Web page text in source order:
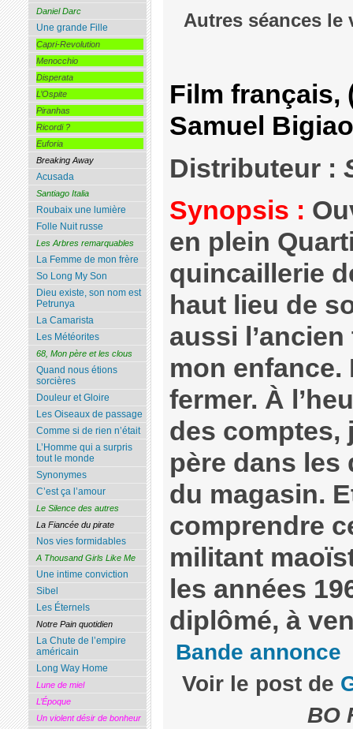
Autres séances le
Film français,
Samuel
Distributeur :
Synopsis :
en plein
quincaillerie
haut lieu de
aussi
mon
fermer. À
des comptes,
père dans les
du magasin.
comprendre
militant
les années
diplômé, à
Bande annonce
Voir le post de
BO
Daniel Darc
Une grande Fille
Capri-Revolution
Menocchio
Disperata
L’Ospite
Piranhas
Ricordi ?
Euforia
Breaking Away
Acusada
Santiago Italia
Roubaix une lumière
Folle Nuit russe
Les Arbres remarquables
La Femme de mon frère
So Long My Son
Dieu existe, son nom est
Petrunya
La Camarista
Les Météorites
68, Mon père et les clous
Quand nous étions
sorcières
Douleur et Gloire
Les Oiseaux de passage
Comme si de rien n’était
L’Homme qui a surpris
tout le monde
Synonymes
C’est ça l’amour
Le Silence des autres
La Fiancée du pirate
Nos vies formidables
A Thousand Girls Like Me
Une intime conviction
Sibel
Les Éternels
Notre Pain quotidien
La Chute de l’empire
américain
Long Way Home
Lune de miel
L’Époque
Un violent désir de bonheur